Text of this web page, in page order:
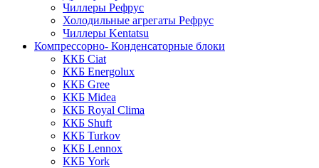
Чиллеры Рефрус
Холодильные агрегаты Рефрус
Чиллеры Kentatsu
Компрессорно- Конденсаторные блоки
ККБ Ciat
ККБ Energolux
ККБ Gree
ККБ Midea
ККБ Royal Clima
ККБ Shuft
ККБ Turkov
ККБ Lennox
ККБ York